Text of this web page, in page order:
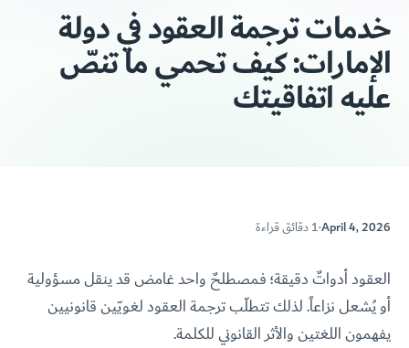
خدمات ترجمة العقود في دولة
الإمارات: كيف تحمي ما تنصّ
عليه اتفاقيتك
April 4, 2026
·1 دقائق قراءة
العقود أدواتٌ دقيقة؛ فمصطلحٌ واحد غامض قد ينقل مسؤولية
أو يُشعل نزاعاً. لذلك تتطلّب ترجمة العقود لغويّين قانونيين
يفهمون اللغتين والأثر القانوني للكلمة.